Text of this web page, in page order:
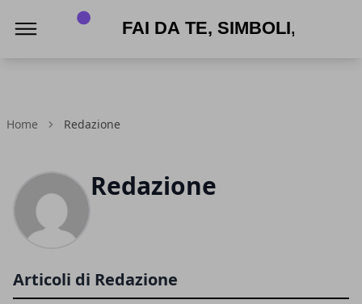
Home Redazione
Redazione
Articoli di Redazione